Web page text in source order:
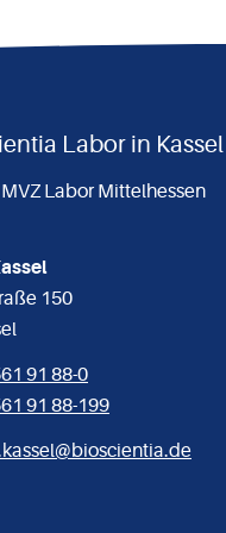
Labor in Kassel
Labor Mittelhessen
150
91 88-0
91 88-199